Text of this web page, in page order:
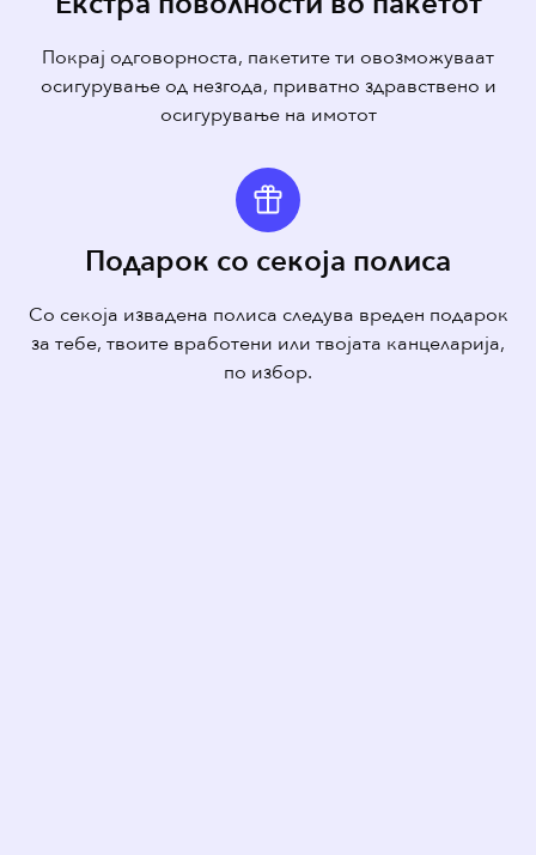
Покрај одговорноста, пакетите ти овозможуваат
осигурување од незгода, приватно здравствено и
осигурување на имотот
Подарок со секоја полиса​
Со секоја извадена полиса следува вреден подарок
за тебе, твоите вработени или твојата канцеларија,
по избор.​